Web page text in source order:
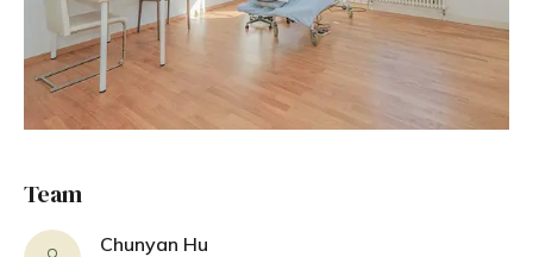
Team
Chunyan Hu